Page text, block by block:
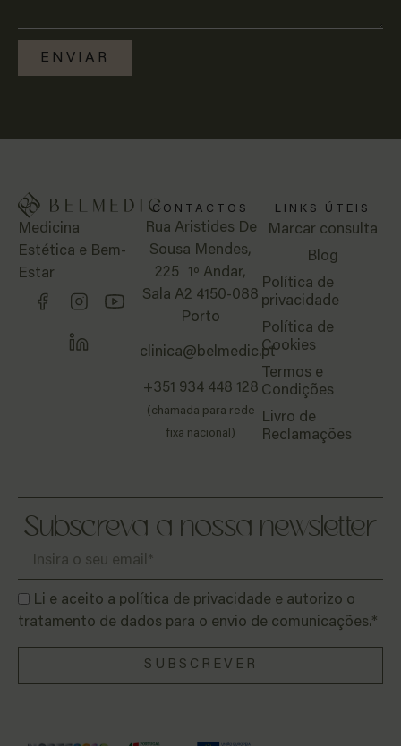
Medicina
Estética e Bem-
Estar
CONTACTOS
Rua Aristides De
Sousa Mendes,
225 1º Andar,
Sala A2 4150-088
Porto
clinica@belmedic.pt
+351 934 448 128
(chamada para rede
fixa nacional)
LINKS ÚTEIS
Marcar consulta
Blog
Política de
privacidade
Política de
Cookies
Termos e
Condições
Livro de
Reclamações
Subscreva a nossa newsletter
Li e aceito a política de privacidade e autorizo o
tratamento de dados para o envio de comunicações.*
SUBSCREVER
ENVIAR